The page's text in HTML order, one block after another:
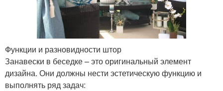
Функции и разновидности штор
Занавески в беседке – это оригинальный элемент
дизайна. Они должны нести эстетическую функцию и
выполнять ряд задач: